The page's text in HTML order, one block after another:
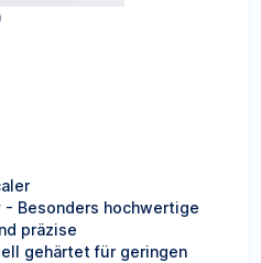
- Besonders hochwertige
präzise
gehärtet für geringen